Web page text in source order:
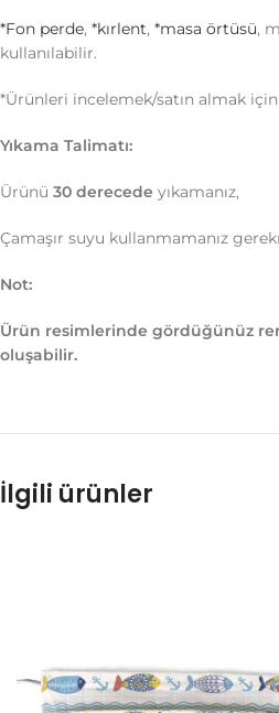
*Fon perde, *kırlent, *masa örtüsü,
kullanılabilir.
*Ürünleri incelemek/satın almak için
Yıkama Talimatı:
Ürünü 30 derecede yıkamanız,
Çamaşır suyu kullanmamanız
Not:
Ürün resimlerinde gördüğünüz
oluşabilir.
İlgili ürünler